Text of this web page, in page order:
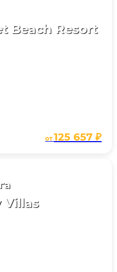
Beach Resort
от125 657 ₽
Villas